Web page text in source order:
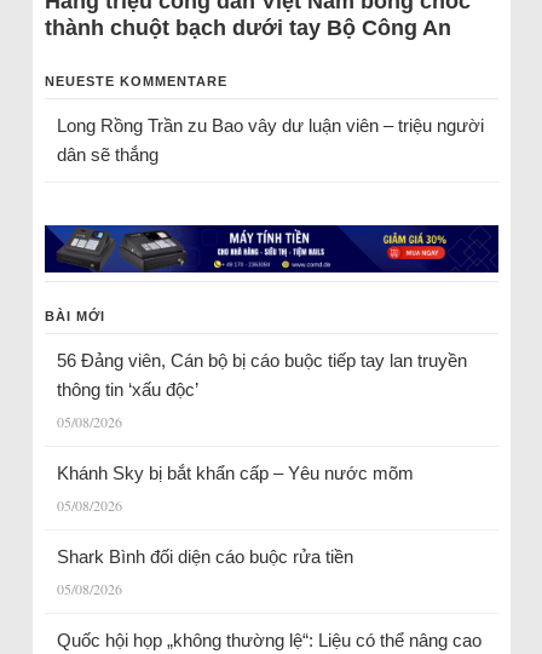
thành chuột bạch dưới tay Bộ Công An
NEUESTE KOMMENTARE
Long Rồng Trầnzu Bao vây dư luận viên – triệu người
dân sẽ thắng
BÀI MỚI
56 Đảng viên, Cán bộ bị cáo buộc tiếp tay lan truyền
thông tin ‘xấu độc’
05/08/2026
Khánh Sky bị bắt khẩn cấp – Yêu nước mõm
05/08/2026
Shark Bình đối diện cáo buộc rửa tiền
05/08/2026
Quốc hội họp „không thường lệ“: Liệu có thể nâng cao